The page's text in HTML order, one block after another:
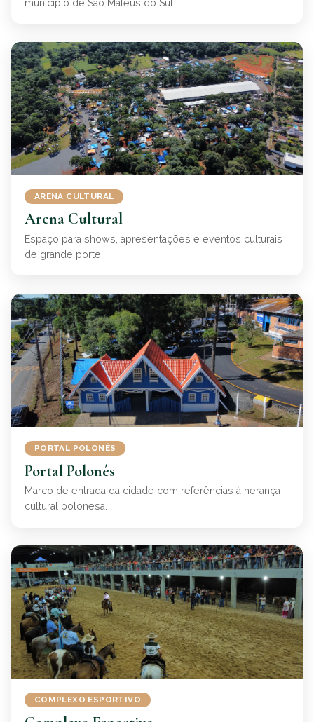
município de São Mateus do Sul.
ARENA CULTURAL
Arena Cultural
Espaço para shows, apresentações e eventos culturais
de grande porte.
PORTAL POLONÊS
Portal Polonês
Marco de entrada da cidade com referências à herança
cultural polonesa.
COMPLEXO ESPORTIVO